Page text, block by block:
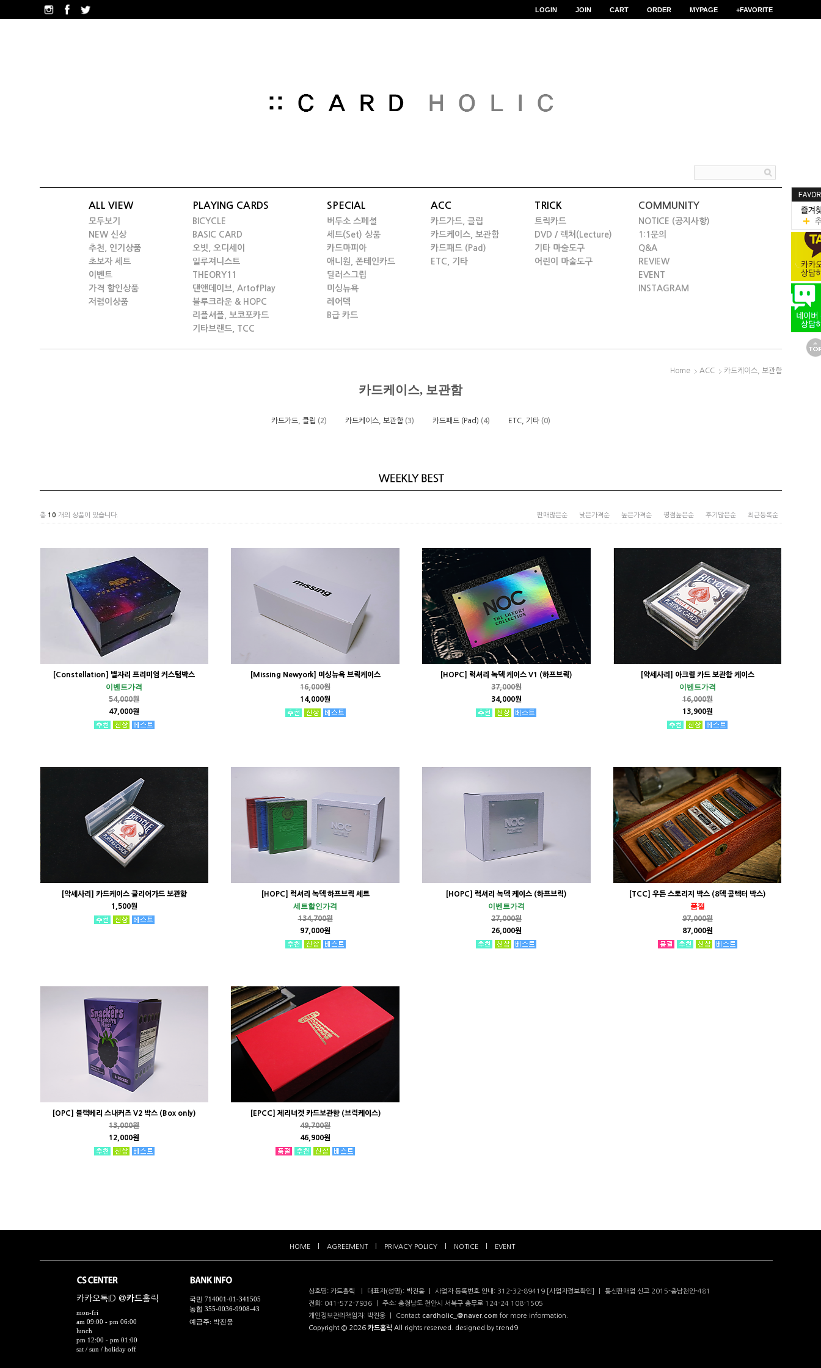
LOGIN JOIN CART ORDER MYPAGE +FAVORITE
ALL VIEW
모두보기
NEW 신상
추천, 인기상품
초보자 세트
이벤트
가격 할인상품
저렴이상품
PLAYING CARDS
BICYCLE
BASIC CARD
오빗, 오디세이
일루져니스트
THEORY11
댄앤데이브, ArtofPlay
블루크라운 & HOPC
리플셔플, 보코포카드
기타브랜드, TCC
SPECIAL
버투소 스페셜
세트(Set) 상품
카드마피아
애니원, 폰테인카드
딜러스그립
미싱뉴욕
레어덱
B급 카드
ACC
카드가드, 클립
카드케이스, 보관함
카드패드 (Pad)
ETC, 기타
TRICK
트릭카드
DVD / 렉쳐(Lecture)
기타 마술도구
어린이 마술도구
COMMUNITY
NOTICE (공지사항)
1:1문의
Q&A
REVIEW
EVENT
INSTAGRAM
Home ACC 카드케이스, 보관함
카드케이스, 보관함
카드가드, 클립 (2) 카드케이스, 보관함 (3) 카드패드 (Pad) (4) ETC, 기타 (0)
판매많은순 낮은가격순 높은가격순 평점높은순 후기많은순 최근등록순
총 10 개의 상품이 있습니다.
[Constellation] 별자리 프리미엄 커스텀박스
이벤트가격
54,000원
47,000원
[Missing Newyork] 미싱뉴욕 브릭케이스
16,000원
14,000원
[HOPC] 럭셔리 녹덱 케이스 V1 (하프브릭)
37,000원
34,000원
[악세사리] 아크릴 카드 보관함 케이스
이벤트가격
16,000원
13,900원
[악세사리] 카드케이스 클리어가드 보관함
1,500원
[HOPC] 럭셔리 녹덱 하프브릭 세트
세트할인가격
134,700원
97,000원
[HOPC] 럭셔리 녹덱 케이스 (하프브릭)
이벤트가격
27,000원
26,000원
[TCC] 우든 스토리지 박스 (8덱 콜렉터 박스)
품절
97,000원
87,000원
[OPC] 블랙베리 스내커즈 V2 박스 (Box only)
13,000원
12,000원
[EPCC] 제리너겟 카드보관함 (브릭케이스)
49,700원
46,900원
HOME AGREEMENT PRIVACY POLICY NOTICE EVENT
카카오톡ID @카드홀릭
mon-fri
am 09:00 - pm 06:00
lunch
pm 12:00 - pm 01:00
sat / sun / holiday off
국민 714001-01-341505
농협 355-0036-9908-43
예금주: 박진웅
상호명: 카드홀릭 대표자(성명): 박진웅 사업자 등록번호 안내: 312-32-89419 [사업자정보확인]
통신판매업 신고 2015-충남천안-481
전화: 041-572-7936
주소: 충청남도 천안시 서북구 충무로 124-24 108-1505
개인정보관리책임자: 박진웅
Contact cardholic_@naver.com for more information.
Copyright © 2026 카드홀릭 All rights reserved. designed by trend9